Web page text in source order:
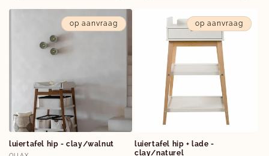
op aanvraag
luiertafel hip - clay/walnut
op aanvraag
luiertafel hip + lade -
clay/naturel